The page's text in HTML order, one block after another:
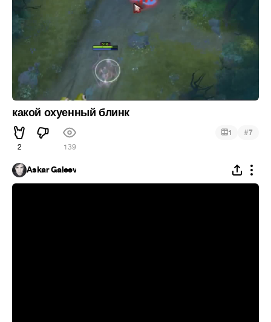
какой охуенный блинк
2 139
1 #7
Askar Galeev